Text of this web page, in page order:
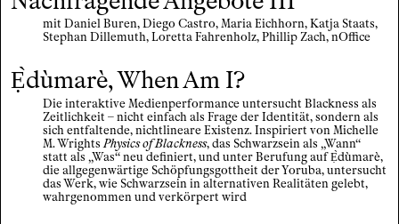
mit Daniel Buren, Diego Castro, Maria Eichhorn, Katja Staats,
Stephan Dillemuth, Loretta Fahrenholz, Phillip Zach, nOffice
Ẹ̀dùmarè, When Am I?
Die interaktive Medienperformance untersucht Blackness als
Zeitlichkeit – nicht einfach als Frage der Identität, sondern als
sich entfaltende, nichtlineare Existenz. Inspiriert von Michelle
M. Wrights Physics of Blackness, das Schwarzsein als „Wann“
statt als „Was“ neu definiert, und unter Berufung auf Ẹ̀dùmarè,
die allgegenwärtige Schöpfungsgottheit der Yoruba, untersucht
das Werk, wie Schwarzsein in alternativen Realitäten gelebt,
wahrgenommen und verkörpert wird